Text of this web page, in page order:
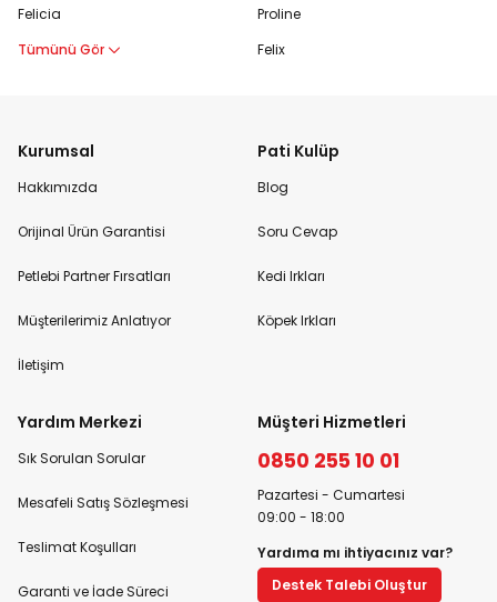
Felicia
Tümünü Gör
Proline
Felix
Kurumsal
Hakkımızda
Orijinal Ürün Garantisi
Petlebi Partner Fırsatları
Müşterilerimiz Anlatıyor
İletişim
Pati Kulüp
Blog
Soru Cevap
Kedi Irkları
Köpek Irkları
Yardım Merkezi
Sık Sorulan Sorular
Mesafeli Satış Sözleşmesi
Teslimat Koşulları
Garanti ve İade Süreci
Müşteri Hizmetleri
0850 255 10 01
Pazartesi - Cumartesi
09:00 - 18:00
Yardıma mı ihtiyacınız var?
Destek Talebi Oluştur